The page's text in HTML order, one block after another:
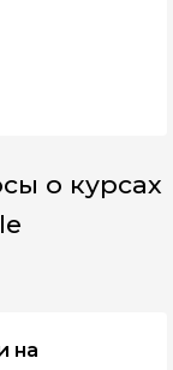
о курсах
на